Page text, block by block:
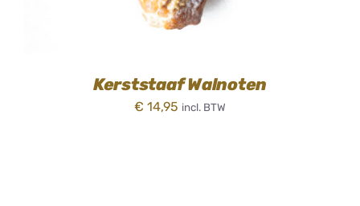
Kerststaaf Walnoten
€ 14,95 incl. BTW